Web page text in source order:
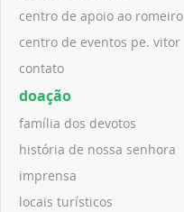
centro de apoio ao romeiro
centro de eventos pe. vitor
contato
doação
família dos devotos
história de nossa senhora
imprensa
locais turísticos